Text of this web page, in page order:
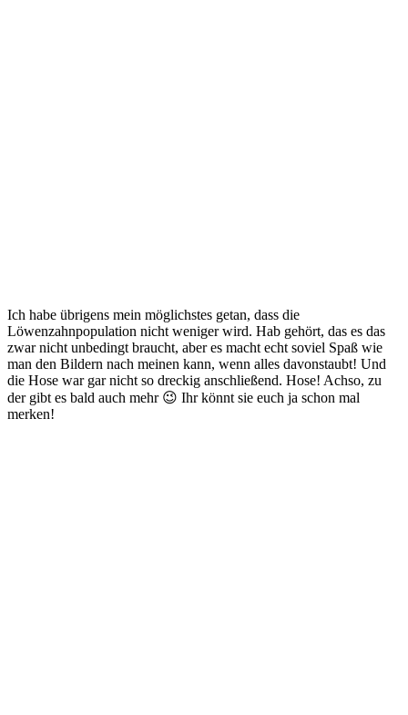
Ich habe übrigens mein möglichstes getan, dass die
Löwenzahnpopulation nicht weniger wird. Hab gehört, das es das
zwar nicht unbedingt braucht, aber es macht echt soviel Spaß wie
man den Bildern nach meinen kann, wenn alles davonstaubt! Und
die Hose war gar nicht so dreckig anschließend. Hose! Achso, zu
der gibt es bald auch mehr 😉 Ihr könnt sie euch ja schon mal
merken!